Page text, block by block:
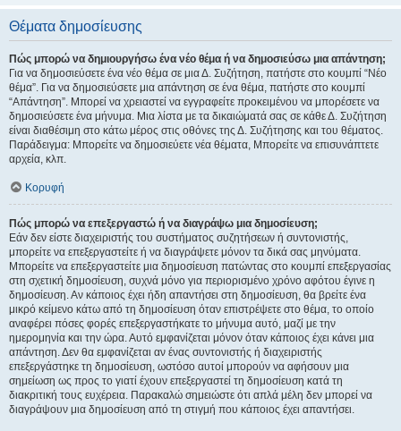
Θέματα δημοσίευσης
Πώς μπορώ να δημιουργήσω ένα νέο θέμα ή να δημοσιεύσω μια απάντηση;
Για να δημοσιεύσετε ένα νέο θέμα σε μια Δ. Συζήτηση, πατήστε στο κουμπί “Νέο
θέμα”. Για να δημοσιεύσετε μια απάντηση σε ένα θέμα, πατήστε στο κουμπί
“Απάντηση”. Μπορεί να χρειαστεί να εγγραφείτε προκειμένου να μπορέσετε να
δημοσιεύσετε ένα μήνυμα. Μια λίστα με τα δικαιώματά σας σε κάθε Δ. Συζήτηση
είναι διαθέσιμη στο κάτω μέρος στις οθόνες της Δ. Συζήτησης και του θέματος.
Παράδειγμα: Μπορείτε να δημοσιεύετε νέα θέματα, Μπορείτε να επισυνάπτετε
αρχεία, κλπ.
Κορυφή
Πώς μπορώ να επεξεργαστώ ή να διαγράψω μια δημοσίευση;
Εάν δεν είστε διαχειριστής του συστήματος συζητήσεων ή συντονιστής,
μπορείτε να επεξεργαστείτε ή να διαγράψετε μόνον τα δικά σας μηνύματα.
Μπορείτε να επεξεργαστείτε μια δημοσίευση πατώντας στο κουμπί επεξεργασίας
στη σχετική δημοσίευση, συχνά μόνο για περιορισμένο χρόνο αφότου έγινε η
δημοσίευση. Αν κάποιος έχει ήδη απαντήσει στη δημοσίευση, θα βρείτε ένα
μικρό κείμενο κάτω από τη δημοσίευση όταν επιστρέψετε στο θέμα, το οποίο
αναφέρει πόσες φορές επεξεργαστήκατε το μήνυμα αυτό, μαζί με την
ημερομηνία και την ώρα. Αυτό εμφανίζεται μόνον όταν κάποιος έχει κάνει μια
απάντηση. Δεν θα εμφανίζεται αν ένας συντονιστής ή διαχειριστής
επεξεργάστηκε τη δημοσίευση, ωστόσο αυτοί μπορούν να αφήσουν μια
σημείωση ως προς το γιατί έχουν επεξεργαστεί τη δημοσίευση κατά τη
διακριτική τους ευχέρεια. Παρακαλώ σημειώστε ότι απλά μέλη δεν μπορεί να
διαγράψουν μια δημοσίευση από τη στιγμή που κάποιος έχει απαντήσει.